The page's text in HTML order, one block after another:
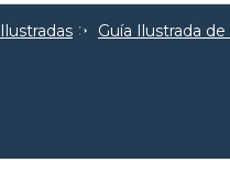
Guía Ilustrada